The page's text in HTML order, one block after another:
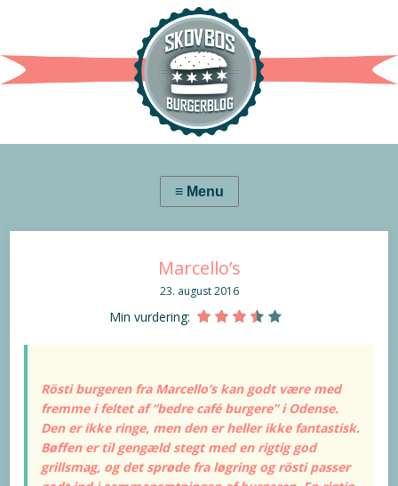
Marcello’s
23. august 2016
Min vurdering:
Rösti burgeren fra Marcello’s kan godt være med
fremme i feltet af “bedre café burgere” i Odense.
Den er ikke ringe, men den er heller ikke fantastisk.
Bøffen er til gengæld stegt med en rigtig god
grillsmag, og det sprøde fra løgring og rösti passer